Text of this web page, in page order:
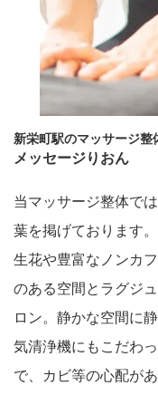
新栄町駅のマッサージ整
メッセージりおん
当マッサージ整体で
葉を掲げております。
生花や豊富なノンカ
のある空間とラグジ
ロン。静かな空間に
気清浄機にもこだわ
で、カビ等の心配が